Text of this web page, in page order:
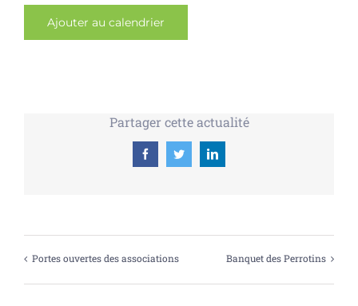
Ajouter au calendrier
Partager cette actualité
FacebookTwitterLinkedIn
Portes ouvertes des associations Banquet des Perrotins